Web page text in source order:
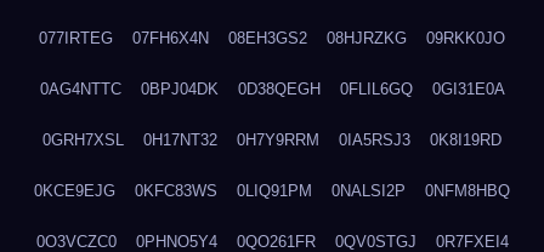
077IRTEG 07FH6X4N 08EH3GS2 08HJRZKG 09RKK0JO
0AG4NTTC 0BPJ04DK 0D38QEGH 0FLIL6GQ 0GI31E0A
0GRH7XSL 0H17NT32 0H7Y9RRM 0IA5RSJ3 0K8I19RD
0KCE9EJG 0KFC83WS 0LIQ91PM 0NALSI2P 0NFM8HBQ
0O3VCZC0 0PHNO5Y4 0QO261FR 0QV0STGJ 0R7FXEI4